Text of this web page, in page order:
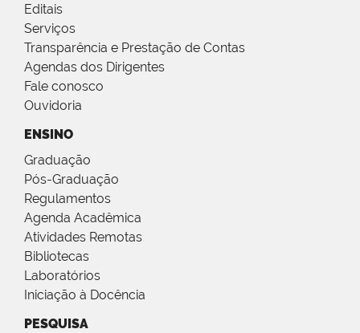
Editais
Serviços
Transparência e Prestação de Contas
Agendas dos Dirigentes
Fale conosco
Ouvidoria
ENSINO
Graduação
Pós-Graduação
Regulamentos
Agenda Acadêmica
Atividades Remotas
Bibliotecas
Laboratórios
Iniciação à Docência
PESQUISA